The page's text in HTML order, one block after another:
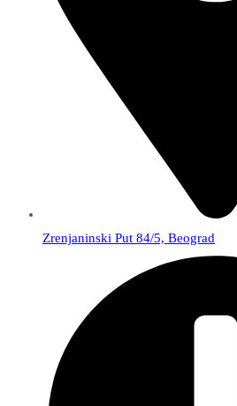
Zrenjaninski Put 84/5, Beograd